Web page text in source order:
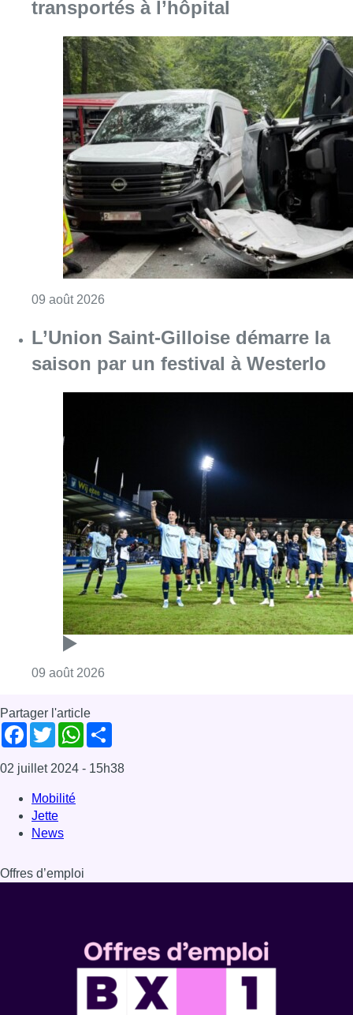
transportés à l’hôpital
09 août 2026
L’Union Saint-Gilloise démarre la
saison par un festival à Westerlo
09 août 2026
Partager l'article
Facebook
TwitterWhatsApp
02 juillet 2024 - 15h38
Mobilité
Jette
News
Offres d’emploi